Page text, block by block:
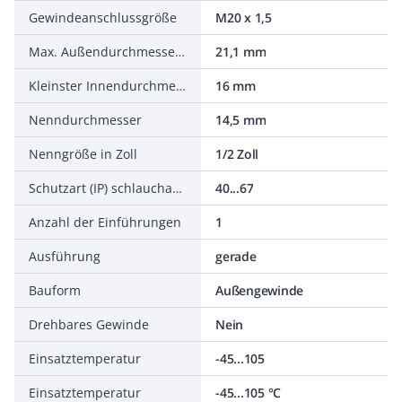
Gewindeanschlussgröße
M20 x 1,5
Max. Außendurchmesser des Schlauches
21,1 mm
Kleinster Innendurchmesser des Schlauches
16 mm
Nenndurchmesser
14,5 mm
Nenngröße in Zoll
1/2 Zoll
Schutzart (IP) schlauchabhängig
40...67
Anzahl der Einführungen
1
Ausführung
gerade
Bauform
Außengewinde
Drehbares Gewinde
Nein
Einsatztemperatur
-45...105
Einsatztemperatur
-45...105 °C